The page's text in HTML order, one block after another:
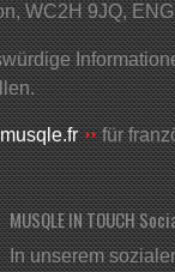
WC2H 9JQ,
musqle.fr
für
MUSQLE IN TOUCH
In unserem